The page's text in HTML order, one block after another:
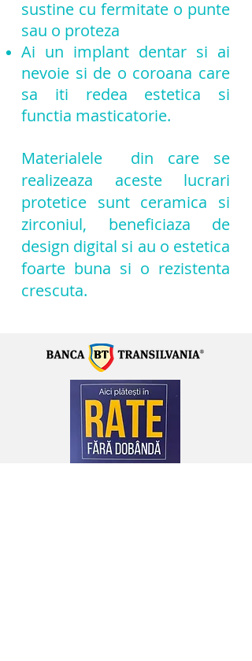
sustine cu fermitate o punte
sau o proteza
Ai un implant dentar si ai
nevoie si de o coroana care
sa iti redea estetica si
functia masticatorie.
Materialele din care se
realizeaza aceste lucrari
protetice sunt ceramica si
zirconiul, beneficiaza de
design digital si au o estetica
foarte buna si o rezistenta
crescuta.